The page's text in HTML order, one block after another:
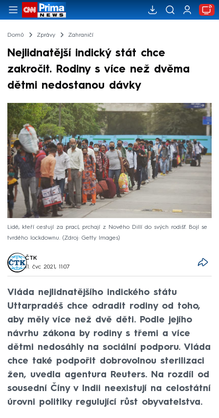
Domů Zprávy Zahraničí
Nejlidnatější indický stát chce
zakročit. Rodiny s více než dvěma
dětmi nedostanou dávky
Lidé, kteří cestují za prací, prchají z Nového Dillí do svých rodišť. Bojí se
tvrdého lockdownu.
Zdroj: Getty Images
ČTK
11. čvc 2021, 11:07
Vláda nejlidnatějšího indického státu
Uttarpradéš chce odradit rodiny od toho,
aby měly více než dvě děti. Podle jejího
návrhu zákona by rodiny s třemi a více
dětmi nedosáhly na sociální podporu. Vláda
chce také podpořit dobrovolnou sterilizaci
žen, uvedla agentura Reuters. Na rozdíl od
sousední Číny v Indii neexistují na celostátní
úrovni politiky regulující růst obyvatelstva.